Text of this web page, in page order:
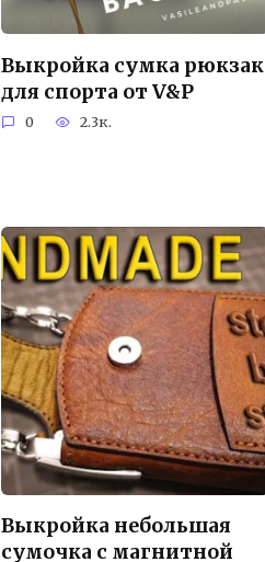
Выкройка сумка рюкзак
для спорта от V&P
0 2.3к.
Выкройка небольшая
сумочка с магнитной